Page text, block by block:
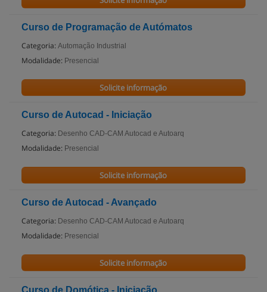
Curso de Programação de Autómatos
Categoria: Automação Industrial
Modalidade: Presencial
Solicite informação
Curso de Autocad - Iniciação
Categoria: Desenho CAD-CAM Autocad e Autoarq
Modalidade: Presencial
Solicite informação
Curso de Autocad - Avançado
Categoria: Desenho CAD-CAM Autocad e Autoarq
Modalidade: Presencial
Solicite informação
Curso de Domótica - Iniciação